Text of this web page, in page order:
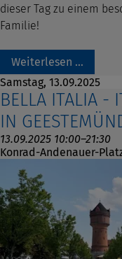
dieser Tag zu einem
Familie!
Weiterlesen …
Samstag, 13.09.2025
BELLA ITALIA -
IN
13.09.2025 10:00–21:30
Konrad-Andenauer-